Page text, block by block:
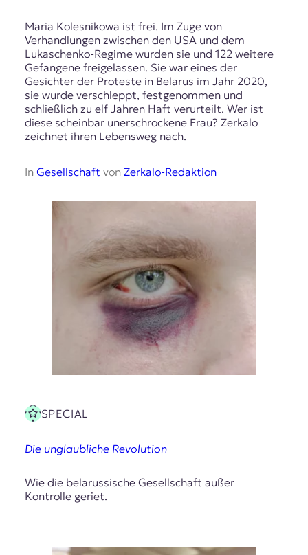
Maria Kolesnikowa ist frei. Im Zuge von
Verhandlungen zwischen den USA und dem
Lukaschenko-Regime wurden sie und 122 weitere
Gefangene freigelassen. Sie war eines der
Gesichter der Proteste in Belarus im Jahr 2020,
sie wurde verschleppt, festgenommen und
schließlich zu elf Jahren Haft verurteilt. Wer ist
diese scheinbar unerschrockene Frau? Zerkalo
zeichnet ihren Lebensweg nach.
In Gesellschaft von Zerkalo-Redaktion
SPECIAL
Die unglaubliche Revolution
Wie die belarussische Gesellschaft außer
Kontrolle geriet.